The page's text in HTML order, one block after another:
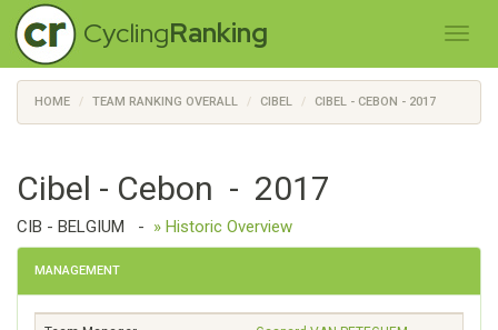
CyclingRanking
HOME TEAM RANKING OVERALL CIBEL CIBEL - CEBON - 2017
Cibel - Cebon - 2017
CIB - BELGIUM - » Historic Overview
MANAGEMENT